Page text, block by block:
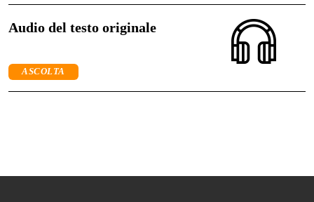
Audio del testo originale
ASCOLTA